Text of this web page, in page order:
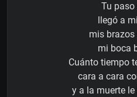
Tu paso
llegó a
mis brazos
mi boca
Cuánto tiempo
cara a cara
y a la muerte